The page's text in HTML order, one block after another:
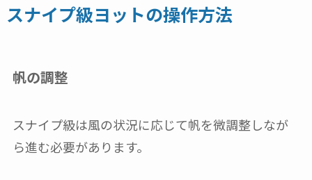
スナイプ級ヨットの操作方法
帆の調整
スナイプ級は風の状況に応じて帆を微調整しなが
ら進む必要があります。